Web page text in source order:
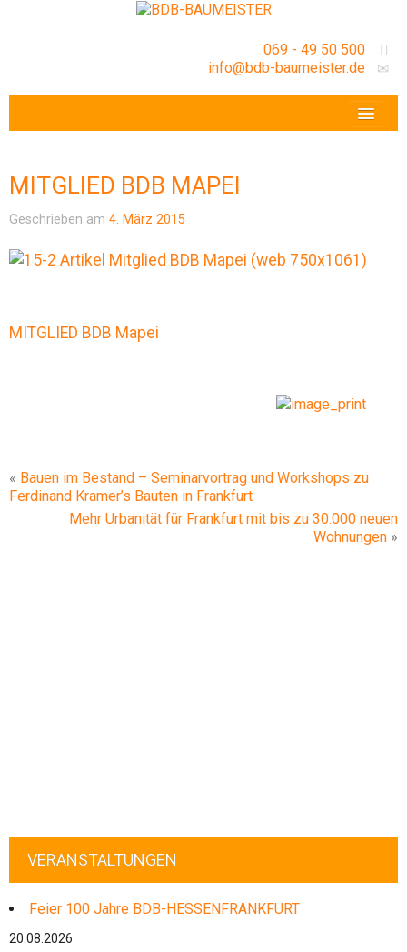
069 - 49 50 500
info@bdb-baumeister.de
MITGLIED BDB MAPEI
Geschrieben am 4. März 2015
MITGLIED BDB Mapei
« Bauen im Bestand – Seminarvortrag und Workshops zu
Ferdinand Kramer’s Bauten in Frankfurt
Mehr Urbanität für Frankfurt mit bis zu 30.000 neuen
Wohnungen »
VERANSTALTUNGEN
Feier 100 Jahre BDB-HESSENFRANKFURT
20.08.2026